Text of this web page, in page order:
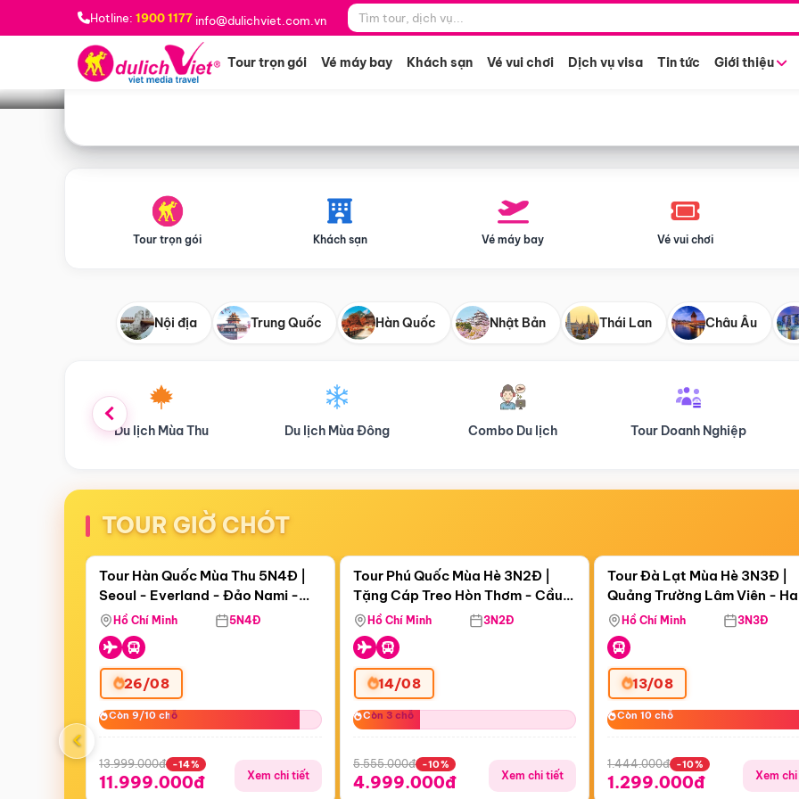
Hotline: 1900 1177 info@dulichviet.com.vn
Tour trọn gói Vé máy bay Khách sạn Vé vui chơi Dịch vụ visa Tin tức Giới thiệu
Bạn muốn đi đâu? *
Tour trọn gói Khách sạn Vé máy bay Vé vui chơi
Nội địa Trung Quốc Hàn Quốc Nhật Bản Thái Lan Châu Âu
Du lịch Mùa Đông Combo Du lịch Tour Doanh Nghiệp Du lịch Hành Hương
TOUR GIỜ CHÓT
Còn17 ngày 18:07:26
Bay Sun Phuquoc Airways
Điểm nổi bật
Tour Hàn Quốc Mùa Thu 5N4Đ |
Seoul - Everland - Đảo Nami -
Tháp Namsan (Bay Sun Phuquoc
Airways)
Hồ Chí Minh 5N4Đ
26/08
Còn 9/10 chỗ
Còn 9/10 chỗ
13.999.000đ -14%
11.999.000đ Xem chi tiết
Còn05 ngày 18:07:26
Tặng Cáp Treo Hòn Thơm
Tour Phú Quốc Mùa Hè 3N2Đ |
Tặng Cáp Treo Hòn Thơm - Cầu
Hôn - Công Viên Nước Aquatopia
Hồ Chí Minh 3N2Đ
14/08
Còn 3 chỗ
Còn 3 chỗ
5.555.000đ -10%
4.999.000đ Xem chi tiết
Còn04 ngày 18:07:26
Tour Đà Lạt Mùa Hè 3N3Đ |
Quảng Trường Lâm Viên -
Hill - Puppy Farm
Hồ Chí Minh 3N3Đ
13/08
Còn 10 chỗ
Còn 10 chỗ
1.444.000đ -10%
1.299.000đ Xem
‹